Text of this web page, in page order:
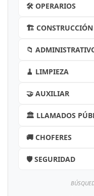
🛠️ OPERARIOS
🏗️ CONSTRUCCIÓN
📁
🧹 LIMPIEZA
🤝 AUXILIAR
🏛️ LLAMADOS
🚚 CHOFERES
🛡️ SEGURIDAD